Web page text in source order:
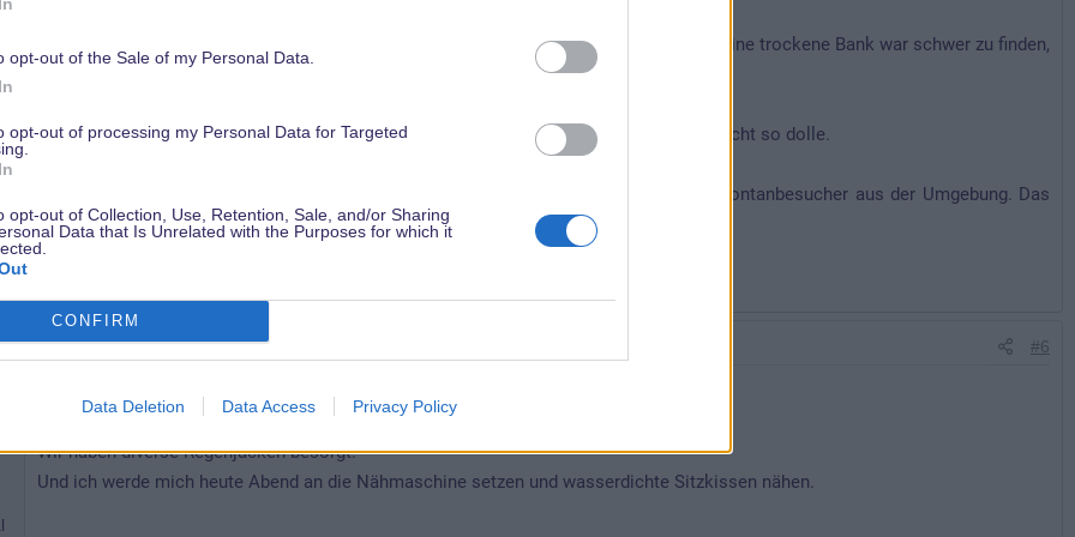
opt-out of the Sale of my Personal Data.
opt-out of processing my Personal Data for Targeted
opt-out of Collection, Use, Retention, Sale, and/or Sharing
Data that Is Unrelated with the Purposes for which it
CONFIRM
Data Deletion Data Access Privacy Policy
Ich hatte immer noch eine Tüte im Rucksack, wo ich mich habe drauf setzen können. Eine trockene Bank war schwer zu finden,
Selbst so hat BTM Spass gemacht. Ich finde nur die Nasen Hosen und der Popo sind nicht so dolle.
Die Leute sind trotzdem da, den gebucht ist gebucht. Was eher ausbleibt sind die Spontanbesucher aus der Umgebung. Das
merkst du sofort, wenn mal ein schöner Tag dazwischen liegt.
4 Mai 2019 #6
Danke für die Tipps...
Wir haben diverse Regenjacken besorgt.
Und ich werde mich heute Abend an die Nähmaschine setzen und wasserdichte Sitzkissen nähen.